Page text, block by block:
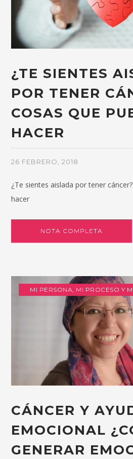
¿TE SIENTES
POR TENER
COSAS QUE
HACER
26 FEBRERO, 2018
¿Te sientes aislada por tener
hacer
NOTA COMPLETA
MI PERSONA, MI PROCESO Y
CÁNCER Y
EMOCIONAL
GENERAR